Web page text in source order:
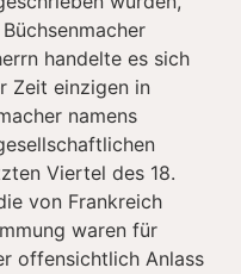
handelte es sich
Zeit einzigen in
namens
Viertel des 18.
von Frankreich
waren für
offensichtlich Anlass